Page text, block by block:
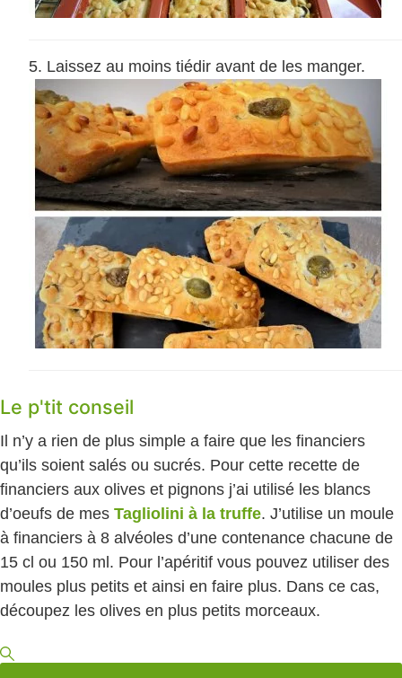
Laissez au moins tiédir avant de les manger.
Le p'tit conseil
Il n’y a rien de plus simple a faire que les financiers
qu’ils soient salés ou sucrés. Pour cette recette de
financiers aux olives et pignons j’ai utilisé les blancs
d’oeufs de mes Tagliolini à la truffe. J’utilise un moule
à financiers à 8 alvéoles d’une contenance chacune de
15 cl ou 150 ml. Pour l’apéritif vous pouvez utiliser des
moules plus petits et ainsi en faire plus. Dans ce cas,
découpez les olives en plus petits morceaux.